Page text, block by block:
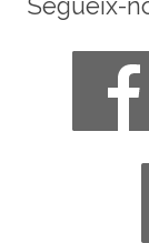
Segueix-